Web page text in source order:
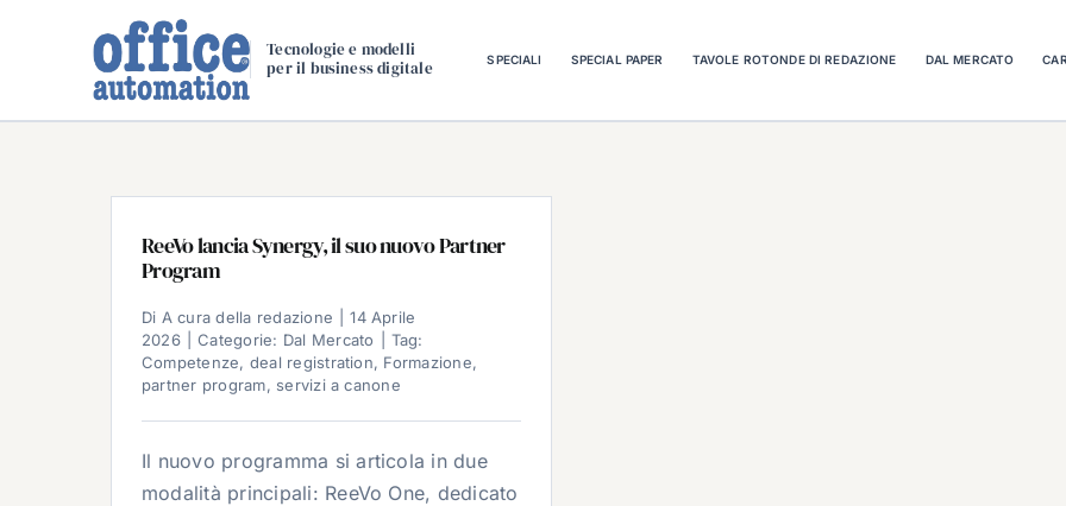
Tecnologie e modelli
per il business digitale
SPECIALI SPECIAL PAPER TAVOLE ROTONDE DI REDAZIONE DAL MERCATO
ReeVo lancia Synergy, il suo nuovo Partner
Program
Di A cura della redazione
14 Aprile
2026
Categorie: Dal Mercato
Tag:
Competenze, deal registration, Formazione,
partner program, servizi a canone
Il nuovo programma si articola in due
modalità principali: ReeVo One, dedicato